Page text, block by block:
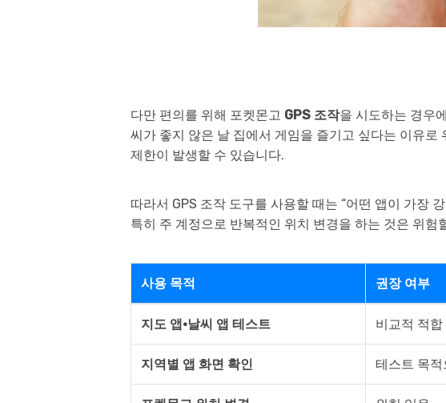
다만 편의를 위해 포켓몬고 GPS 조작을 시도하는 경우
씨가 좋지 않은 날 집에서 게임을 즐기고 싶다는 이유
제한이 발생할 수 있습니다.
따라서 GPS 조작 도구를 사용할 때는 “어떤 앱이 가장
특히 주 계정으로 반복적인 위치 변경을 하는 것은 위험
사용 목적 권장 여부
지도 앱·날씨 앱 테스트 비교적 적합
지역별 앱 화면 확인 테스트 목적